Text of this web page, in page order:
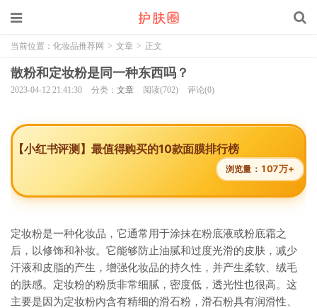
当前位置： 化妆品推荐网 > 文章 > 正文
散粉和定妆粉是同一种东西吗？
2023-04-12 21:41:30 分类： 文章 阅读(702) 评论(0)
【小红书评测】最值得购买的10款面膜排行榜
浏览量： 107万+
定妆粉是一种化妆品，它通常用于涂抹在粉底液或粉底霜之
后，以修饰和补妆。它能够防止油腻和过度光滑的皮肤，减少
汗液和皮脂的产生，增强化妆品的持久性，并产生柔软、绒毛
的肤感。定妆粉的粉质非常细腻，密度低，透光性也很高。这
主要是因为定妆粉内含有精细的滑石粉，滑石粉具有润滑性、